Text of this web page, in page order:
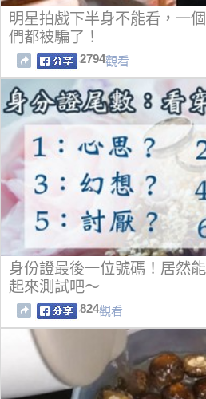
明星拍戲下半身不能看，一
們都被騙了！
2794觀看
身份證最後一位號碼！居然
起來測試吧～
824觀看